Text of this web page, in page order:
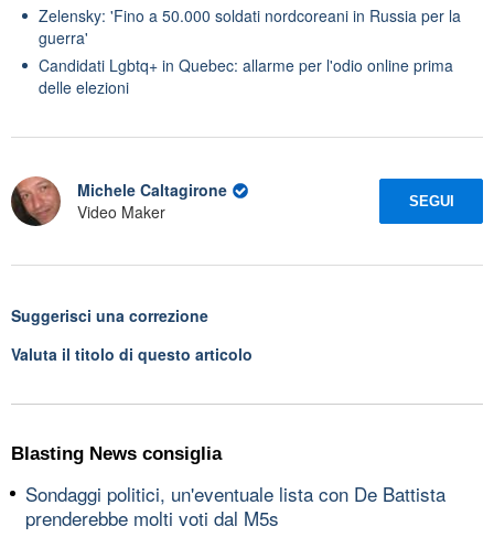
Zelensky: 'Fino a 50.000 soldati nordcoreani in Russia per la
guerra'
Candidati Lgbtq+ in Quebec: allarme per l'odio online prima
delle elezioni
Michele Caltagirone
Video Maker
SEGUI
Suggerisci una correzione
Valuta il titolo di questo articolo
Blasting News consiglia
Sondaggi politici, un'eventuale lista con De Battista
prenderebbe molti voti dal M5s